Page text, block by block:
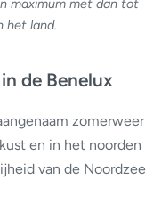
maximum met dan tot
het land.
de Benelux
zomerweer
en in het noorden
van de Noordzee